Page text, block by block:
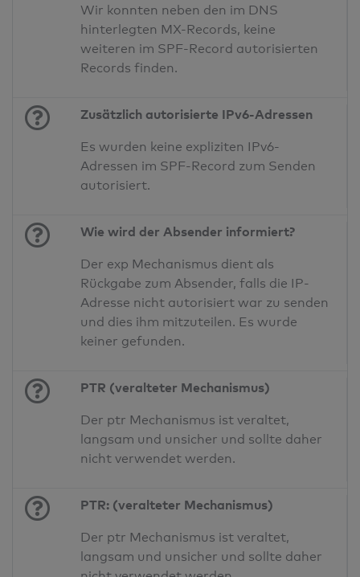
Wir konnten neben den im DNS
hinterlegten MX-Records, keine
weiteren im SPF-Record autorisierten
Records finden.
Zusätzlich autorisierte IPv6-Adressen
Es wurden keine expliziten IPv6-
Adressen im SPF-Record zum Senden
autorisiert.
Wie wird der Absender informiert?
Der exp Mechanismus dient als
Rückgabe zum Absender, falls die IP-
Adresse nicht autorisiert war zu senden
und dies ihm mitzuteilen. Es wurde
keiner gefunden.
PTR (veralteter Mechanismus)
Der ptr Mechanismus ist veraltet,
langsam und unsicher und sollte daher
nicht verwendet werden.
PTR: (veralteter Mechanismus)
Der ptr Mechanismus ist veraltet,
langsam und unsicher und sollte daher